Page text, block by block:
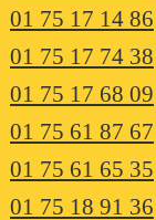
01 75 17 14 86
01 75 17 74 38
01 75 17 68 09
01 75 61 87 67
01 75 61 65 35
01 75 18 91 36